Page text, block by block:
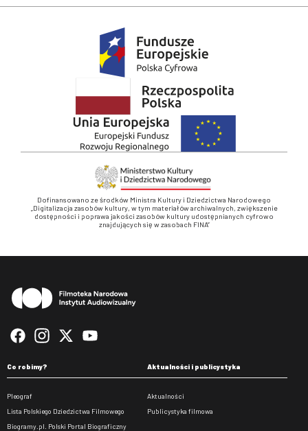
Dofinansowano ze środków Ministra Kultury i Dziedzictwa Narodowego
„Digitalizacja zasobów kultury, w tym materiałów archiwalnych, zwiększenie
dostępności i poprawa jakości zasobów kultury udostępnianych cyfrowo
znajdujących się w zasobach FINA”
Co robimy?
Pleograf
Lista Polskiego Dziedzictwa Filmowego
Biogramy.pl. Polski Portal Biograficzny
Aktualności i publicystyka
Aktualności
Publicystyka filmowa